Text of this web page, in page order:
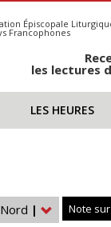
Épiscopale
Francophones
les lectures
LES HEURES
|
Note